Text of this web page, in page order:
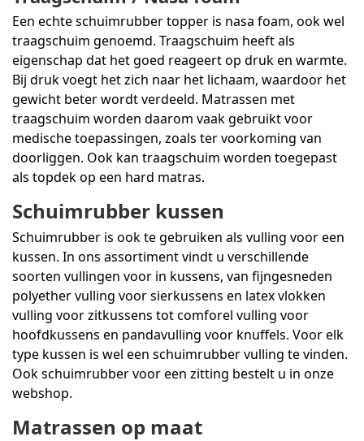
Een echte schuimrubber topper is nasa foam, ook wel
traagschuim genoemd. Traagschuim heeft als
eigenschap dat het goed reageert op druk en warmte.
Bij druk voegt het zich naar het lichaam, waardoor het
gewicht beter wordt verdeeld. Matrassen met
traagschuim worden daarom vaak gebruikt voor
medische toepassingen, zoals ter voorkoming van
doorliggen. Ook kan traagschuim worden toegepast
als topdek op een hard matras.
Schuimrubber kussen
Schuimrubber is ook te gebruiken als vulling voor een
kussen. In ons assortiment vindt u verschillende
soorten vullingen voor in kussens, van fijngesneden
polyether vulling voor sierkussens en latex vlokken
vulling voor zitkussens tot comforel vulling voor
hoofdkussens en pandavulling voor knuffels. Voor elk
type kussen is wel een schuimrubber vulling te vinden.
Ook schuimrubber voor een zitting bestelt u in onze
webshop.
Matrassen op maat